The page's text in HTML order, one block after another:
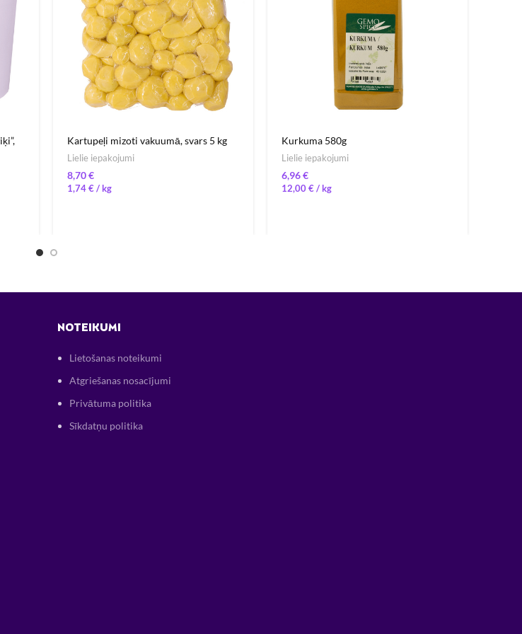
Kartupeļi mizoti vakuumā, svars 5 kg
Lielie iepakojumi
€
1,74€ /
Kurkuma 580g
Lielie iepakojumi
€
12,00€/
NOTEIKUMI
Lietošanas noteikumi
Atgriešanas nosacījumi
Privātuma politika
Sīkdatņu politika